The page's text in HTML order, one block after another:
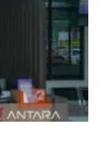
selama 10 hari